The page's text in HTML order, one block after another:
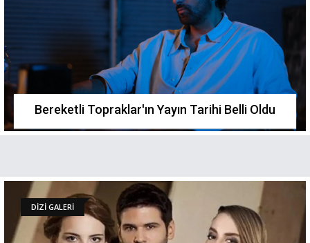
Bereketli Topraklar'ın Yayın Tarihi Belli Oldu
DİZİ GALERİ